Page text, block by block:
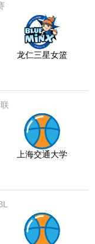
龙仁三星女篮
上海交通大学